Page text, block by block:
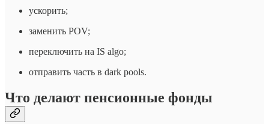
ускорить;
заменить POV;
переключить на IS algo;
отправить часть в dark pools.
Что делают пенсионные фонды